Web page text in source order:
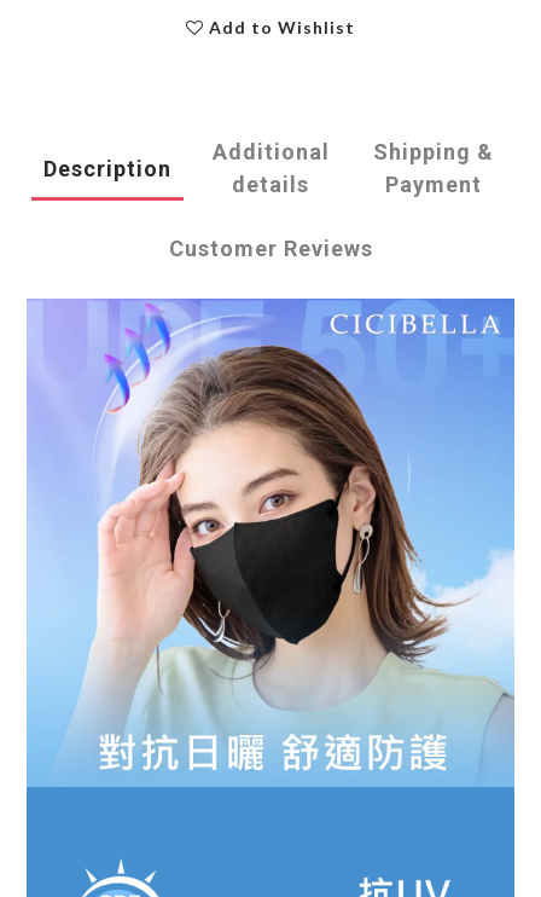
Add to Wishlist
Description
Additional
details
Shipping &
Payment
Customer Reviews